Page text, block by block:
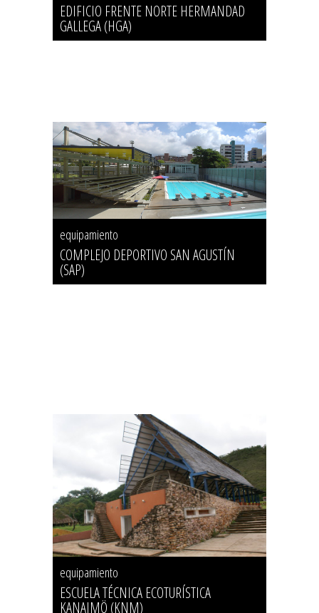
EDIFICIO FRENTE NORTE HERMANDAD
GALLEGA (HGA)
equipamiento
COMPLEJO DEPORTIVO SAN AGUSTÍN
(SAP)
equipamiento
ESCUELA TÉCNICA ECOTURÍSTICA
KANAIMÖ (KNM)